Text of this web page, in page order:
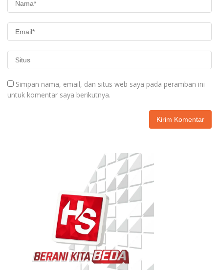
Simpan nama, email, dan situs web saya pada peramban ini
untuk komentar saya berikutnya.